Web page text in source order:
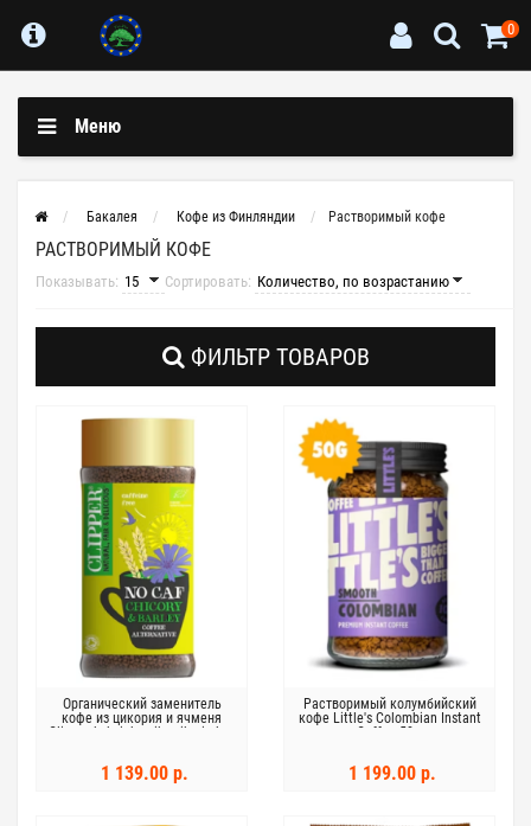
0
Меню
Бакалея Кофе из Финляндии Растворимый кофе
РАСТВОРИМЫЙ КОФЕ
Показывать: Сортировать:
ФИЛЬТР ТОВАРОВ
Органический заменитель
кофе из цикория и ячменя
Clipper kahvinkorvike sikuri-ohra
1 139.00 р.
Растворимый колумбийский
кофе Little's Colombian Instant
Coffee 50 г
1 199.00 р.